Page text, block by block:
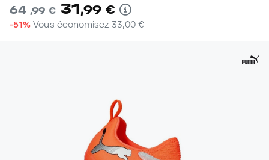
64,99 € 31,99 €
-51% Vous économisez 33,00 €